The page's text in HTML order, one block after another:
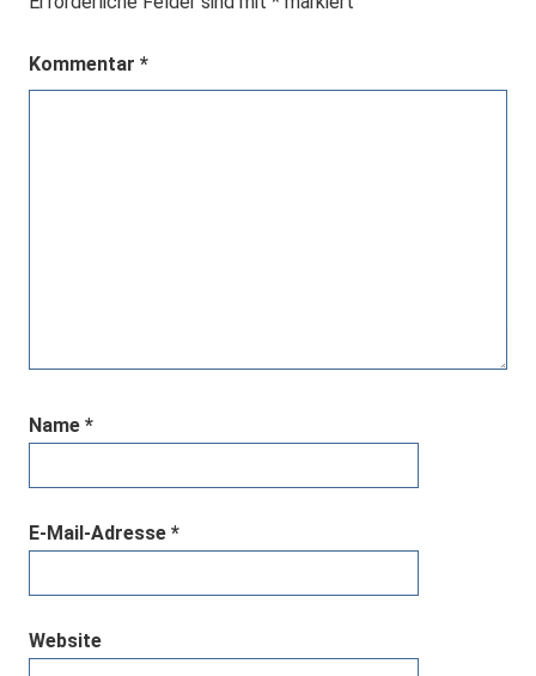
Kommentar *
Name *
E-Mail-Adresse *
Website